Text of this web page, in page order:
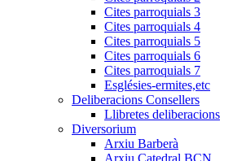
Cites parroquials 3
Cites parroquials 4
Cites parroquials 5
Cites parroquials 6
Cites parroquials 7
Esglésies-ermites,etc
Deliberacions Consellers
Llibretes deliberacions
Diversorium
Arxiu Barberà
Arxiu Catedral BCN